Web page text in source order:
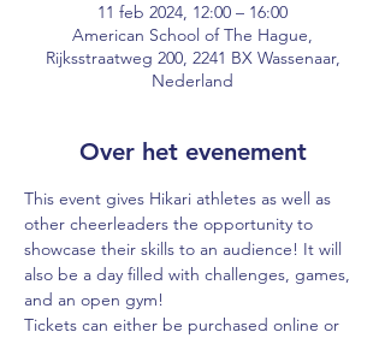
11 feb 2024, 12:00 – 16:00
American School of The Hague,
Rijksstraatweg 200, 2241 BX Wassenaar,
Nederland
Over het evenement
This event gives Hikari athletes as well as
other cheerleaders the opportunity to
showcase their skills to an audience! It will
also be a day filled with challenges, games,
and an open gym!
Tickets can either be purchased online or